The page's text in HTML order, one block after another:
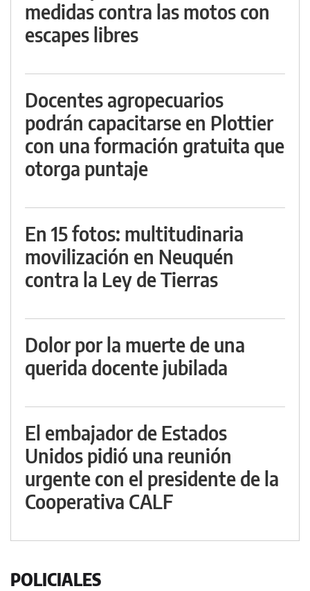
medidas contra las motos con
escapes libres
Docentes agropecuarios
podrán capacitarse en Plottier
con una formación gratuita que
otorga puntaje
En 15 fotos: multitudinaria
movilización en Neuquén
contra la Ley de Tierras
Dolor por la muerte de una
querida docente jubilada
El embajador de Estados
Unidos pidió una reunión
urgente con el presidente de la
Cooperativa CALF
POLICIALES